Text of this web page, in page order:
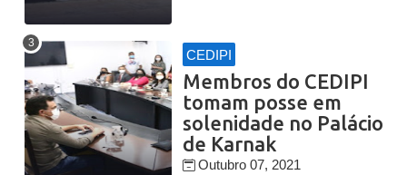
CEDIPI
Membros do CEDIPI
tomam posse em
solenidade no Palácio
de Karnak
Outubro 07, 2021